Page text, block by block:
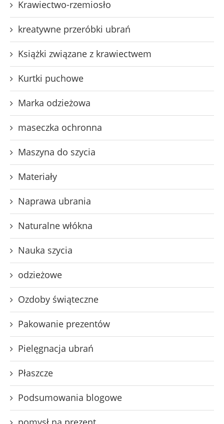
Krawiectwo-rzemiosło
kreatywne przeróbki ubrań
Książki związane z krawiectwem
Kurtki puchowe
Marka odzieżowa
maseczka ochronna
Maszyna do szycia
Materiały
Naprawa ubrania
Naturalne włókna
Nauka szycia
odzieżowe
Ozdoby świąteczne
Pakowanie prezentów
Pielęgnacja ubrań
Płaszcze
Podsumowania blogowe